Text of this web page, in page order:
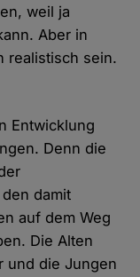
weil ja
Aber in
realistisch sein.
Entwicklung
Denn die
damit
auf dem Weg
Die Alten
und die Jungen